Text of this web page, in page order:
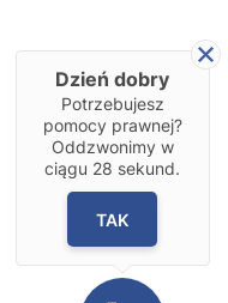
Dzień dobry
Potrzebujesz
pomocy prawnej?
Oddzwonimy w
ciągu 28 sekund.
TAK